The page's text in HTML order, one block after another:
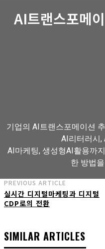
AI트랜스포메
기업의 AI트랜스포메이션
AI리터러시,
AI마케팅, 생성형AI활용까
한 방법
AI트랜스포메이
PREVIOUS ARTICLE
실시간 디지털마케팅과 디지털
CDP로의 전환
SIMILAR ARTICLES